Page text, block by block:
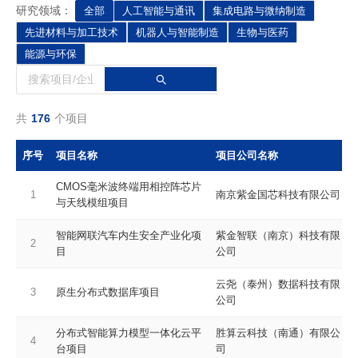
研究领域： 全部 人工智能与通讯
集成电路与微纳制造
先进材料与加工技术
机器人与智能制造
生物与医药
能源与环保
共 176 个项目
序号 项目名称 项目公司名称
1
CMOS毫米波终端用相控阵芯片
与天线模组项目
南京紫金国芯科技有限公司
2
智能网联汽车内生安全产业化项
目
紫金智联（南京）科技有限
公司
3 原生分布式数据库项目
云尧（泰州）数据科技有限
公司
4
分布式智能算力模型一体化云平
台项目
胜算云科技（南通）有限公
司